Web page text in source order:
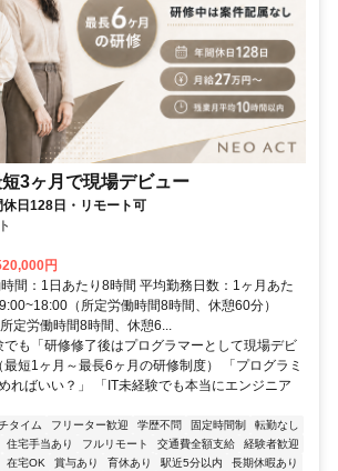
3ヶ月で現場デビュー
日128日・リモート可
円
間：1日あたり8時間 平均勤務日数：1ヶ月あた
（所定労働時間8時間、休憩60分）
定労働時間8時間、休憩6...
でも「研修修了後はプログラマーとして現場デビ
短1ヶ月～最長6ヶ月の研修制度） 「プログラミ
ればいい？」 「IT未経験でも本当にエンジニア
タイム フリーター歓迎 学歴不問 固定時間制
転勤なし
住宅手当あり フルリモート 交通費全額支給
経験者歓迎
在宅OK 賞与あり 育休あり 駅近5分以内
長期休暇あり